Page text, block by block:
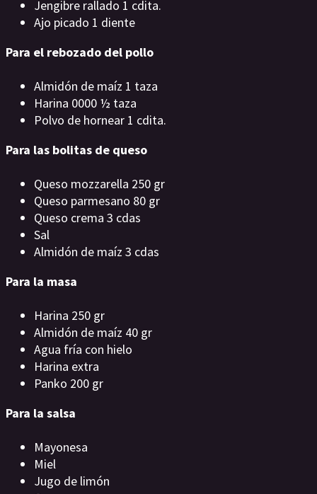
Jengibre rallado 1 cdita.
Ajo picado 1 diente
Para el rebozado del pollo
Almidón de maíz 1 taza
Harina 0000 ½ taza
Polvo de hornear 1 cdita.
Para las bolitas de queso
Queso mozzarella 250 gr
Queso parmesano 80 gr
Queso crema 3 cdas
Sal
Almidón de maíz 3 cdas
Para la masa
Harina 250 gr
Almidón de maíz 40 gr
Agua fría con hielo
Harina extra
Panko 200 gr
Para la salsa
Mayonesa
Miel
Jugo de limón